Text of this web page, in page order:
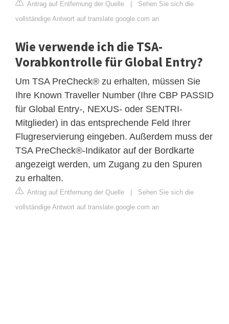
Antrag auf Entfernung der Quelle
Sehen Sie sich die
vollständige Antwort auf translate.google.com an
Wie verwende ich die TSA-
Vorabkontrolle für Global Entry?
Um TSA PreCheck® zu erhalten, müssen Sie
Ihre Known Traveller Number (Ihre CBP PASSID
für Global Entry-, NEXUS- oder SENTRI-
Mitglieder) in das entsprechende Feld Ihrer
Flugreservierung eingeben. Außerdem muss der
TSA PreCheck®-Indikator auf der Bordkarte
angezeigt werden, um Zugang zu den Spuren
zu erhalten.
Antrag auf Entfernung der Quelle
Sehen Sie sich die
vollständige Antwort auf translate.google.com an